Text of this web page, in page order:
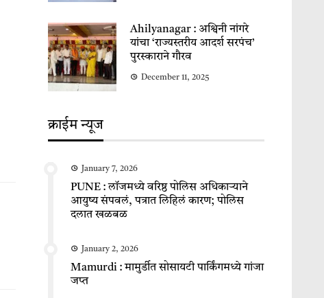
Ahilyanagar : अश्विनी नांगरे
यांचा ‘राज्यस्तरीय आदर्श सरपंच’
पुरस्काराने गौरव
December 11, 2025
क्राईम न्यूज
January 7, 2026
PUNE : लॉजमध्ये वरिष्ठ पोलिस अधिकाऱ्याने
आयुष्य संपवलं, पत्रात लिहिलं कारण; पोलिस
दलात खळबळ
January 2, 2026
Mamurdi : मामुर्डीत सोसायटी पार्किंगमध्ये गांजा
जप्त